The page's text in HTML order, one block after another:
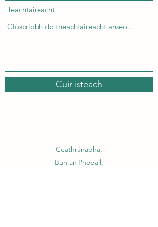
Teachtaireacht
Cuir isteach
Ceathrúnabha,
Bun an Phobail,